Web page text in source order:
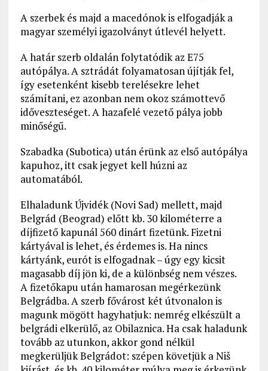
A szerbek és majd a macedónok is elfogadják a
magyar személyi igazolványt útlevél helyett.
A határ szerb oldalán folytatódik az E75
autópálya. A sztrádát folyamatosan újítják fel,
így esetenként kisebb terelésekre lehet
számítani, ez azonban nem okoz számottevő
időveszteséget. A hazafelé vezető pálya jobb
minőségű.
Szabadka (Subotica) után érünk az első autópálya
kapuhoz, itt csak jegyet kell húzni az
automatából.
Elhaladunk Újvidék (Novi Sad) mellett, majd
Belgrád (Beograd) előtt kb. 30 kilométerre a
díjfizető kapunál 560 dinárt fizetünk. Fizetni
kártyával is lehet, és érdemes is. Ha nincs
kártyánk, eurót is elfogadnak – úgy egy kicsit
magasabb díj jön ki, de a különbség nem vészes.
A fizetőkapu után hamarosan megérkezünk
Belgrádba. A szerb fővárost két útvonalon is
magunk mögött hagyhatjuk: nemrég elkészült a
belgrádi elkerülő, az Obilaznica. Ha csak haladunk
tovább az utunkon, akkor gond nélkül
megkerüljük Belgrádot: szépen követjük a Niš